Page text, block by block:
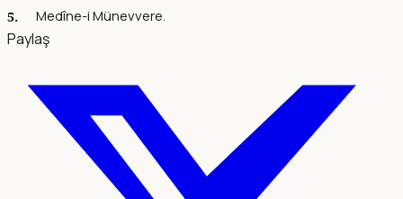
Medîne-i Münevvere.
Paylaş